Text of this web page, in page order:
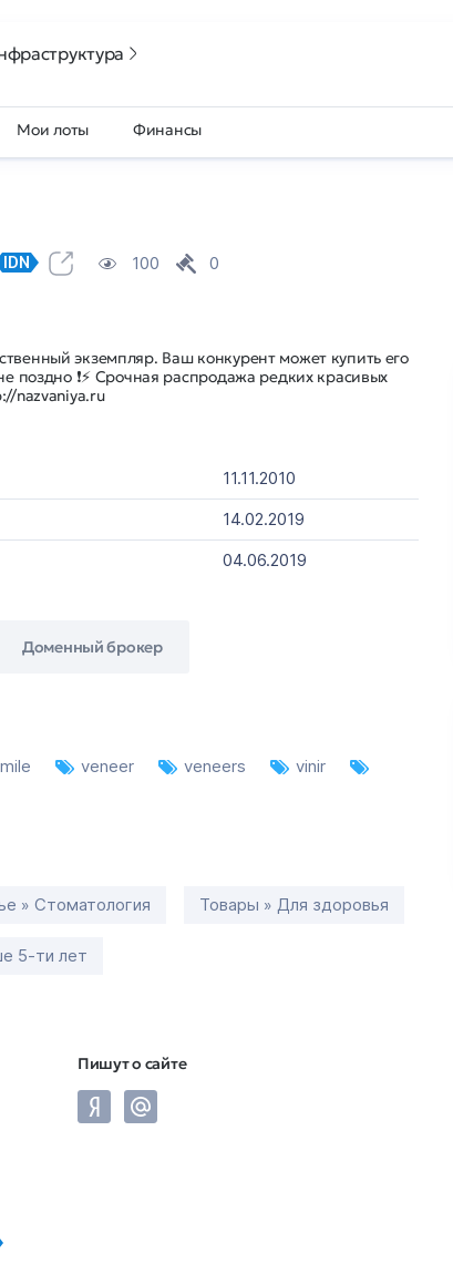
Мои лоты Финансы
IDN 100 0
экземпляр. Ваш конкурент может купить его
поздно ❗⚡ Срочная распродажа редких красивых
nazvaniya.ru
11.11.2010
14.02.2019
04.06.2019
Доменный брокер
veneer veneers
vinir
» Стоматология Товары » Для здоровья
5-ти лет
Пишут о сайте